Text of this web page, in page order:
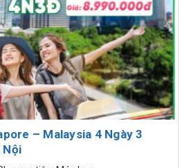
– Malaysia 4 Ngày 3
Nội